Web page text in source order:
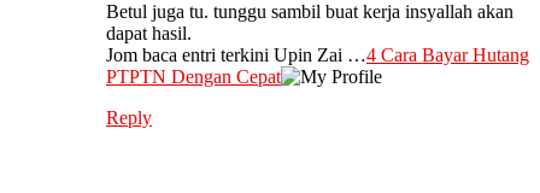
Betul juga tu. tunggu sambil buat kerja insyallah akan
dapat hasil.
Jom baca entri terkini Upin Zai …4 Cara Bayar Hutang
PTPTN Dengan Cepat
Reply